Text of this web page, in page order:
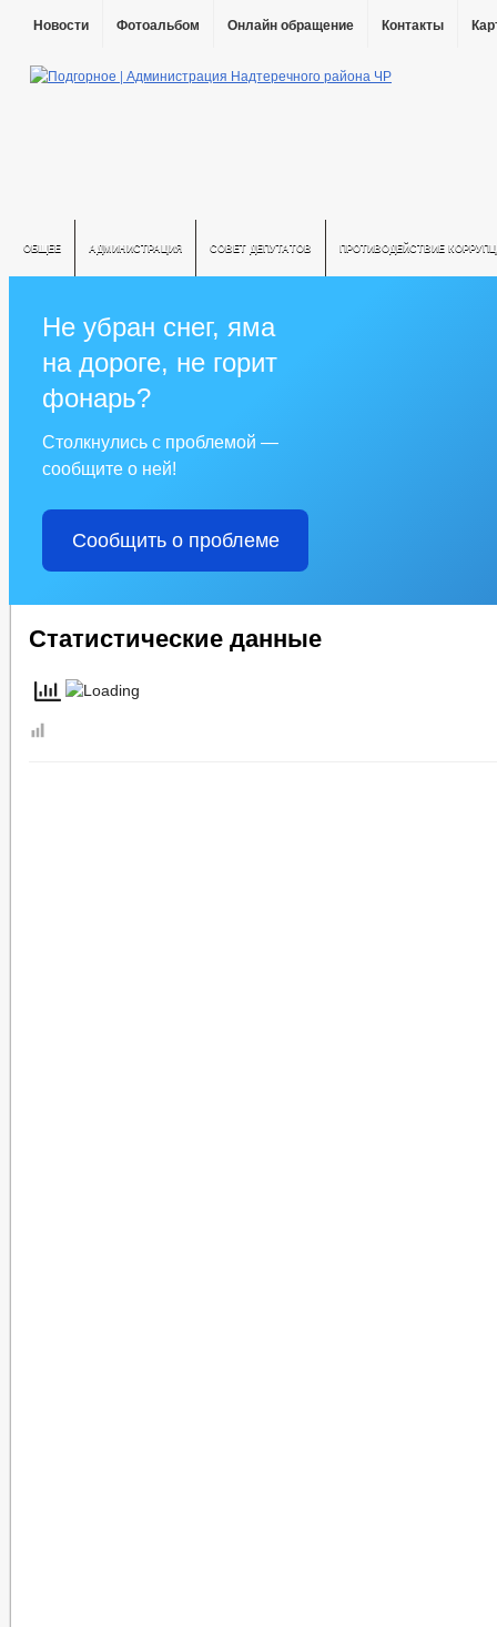
Новости Фотоальбом Онлайн обращение Контакты
ОБЩЕЕ АДМИНИСТРАЦИЯ СОВЕТ ДЕПУТАТОВ ПРОТИВОДЕЙСТВИЕ
Не убран снег, яма
на дороге, не горит
фонарь?
Столкнулись с проблемой —
сообщите о ней!
Сообщить о проблеме
Статистические данные